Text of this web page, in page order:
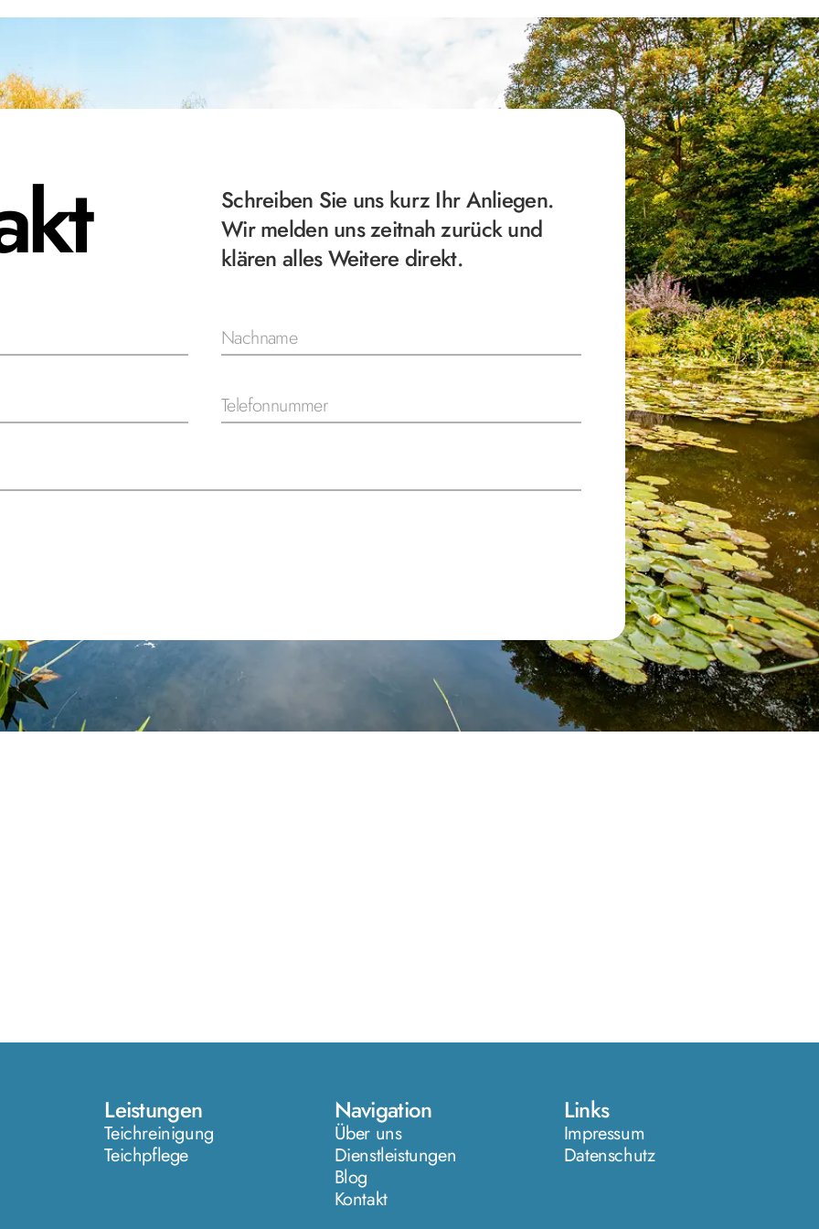
Schreiben Sie uns kurz Ihr Anliegen.
Wir melden uns zeitnah zurück und
klären alles Weitere direkt.
Leistungen
Teichreinigung
Teichpflege
Navigation
Über uns
Dienstleistungen
Blog
Kontakt
Links
Impressum
Datenschutz